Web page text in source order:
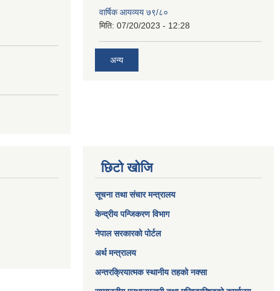
वार्षिक आयव्यय ७९/८०
मिति: 07/20/2023 - 12:28
अन्य
छिटो खोजि
सूचना तथा संचार मन्त्रालय
केन्द्रीय पन्जिकरण विभाग
नेपाल सरकारको पोर्टल
अर्थ मन्त्रालय
अन्तरक्रियात्मक स्थानीय तहको नक्सा